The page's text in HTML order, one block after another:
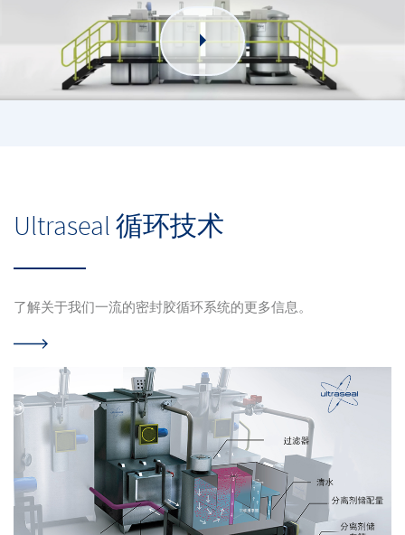
Ultraseal 循环技术
了解关于我们一流的密封胶循环系统的更多信息。